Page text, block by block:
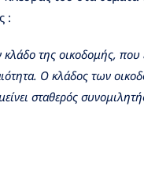
:
της οικοδομής, που
Ο κλάδος των
σταθερός